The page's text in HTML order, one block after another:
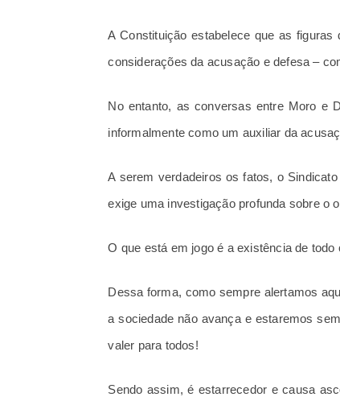
A Constituição estabelece que as
considerações da acusação e defesa –
No entanto, as conversas entre Moro e
informalmente como um auxiliar da
A serem verdadeiros os fatos, o
exige uma investigação profunda sobre o
O que está em jogo é a existência de
Dessa forma, como sempre alertamos
a sociedade não avança e estaremos
valer para todos!
Sendo assim, é estarrecedor e causa